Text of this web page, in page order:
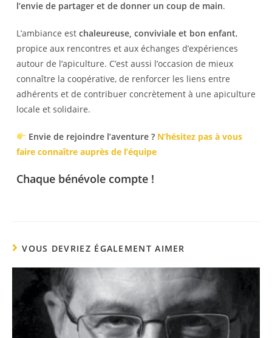
l’envie de partager et de donner un coup de main.
L’ambiance est chaleureuse, conviviale et bon enfant,
propice aux rencontres et aux échanges d’expériences
autour de l’apiculture. C’est aussi l’occasion de mieux
connaître la coopérative, de renforcer les liens entre
adhérents et de contribuer concrètement à une apiculture
locale et solidaire.
Envie de rejoindre l’aventure ? N’hésitez pas à vous
faire connaître auprès de l’équipe
Chaque bénévole compte !
VOUS DEVRIEZ ÉGALEMENT AIMER